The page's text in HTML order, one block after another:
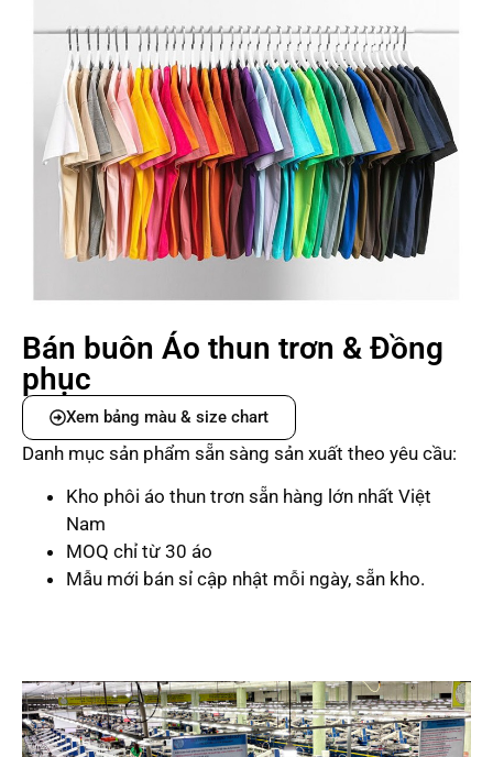
Bán buôn Áo thun trơn & Đồng
phục
Xem bảng màu & size chart
Danh mục sản phẩm sẵn sàng sản xuất theo yêu cầu:
Kho phôi áo thun trơn sẵn hàng lớn nhất Việt
Nam
MOQ chỉ từ 30 áo
Mẫu mới bán sỉ cập nhật mỗi ngày, sẵn kho.